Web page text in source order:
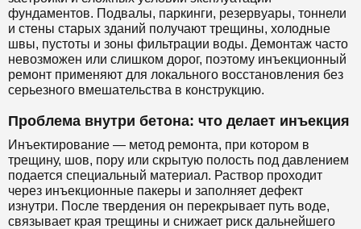
фундаментов. Подвалы, паркинги, резервуары, тоннели
и стены старых зданий получают трещины, холодные
швы, пустоты и зоны фильтрации воды. Демонтаж часто
невозможен или слишком дорог, поэтому инъекционный
ремонт применяют для локального восстановления без
серьезного вмешательства в конструкцию.
Проблема внутри бетона: что делает инъекция
Инъектирование — метод ремонта, при котором в
трещину, шов, пору или скрытую полость под давлением
подается специальный материал. Раствор проходит
через инъекционные пакеры и заполняет дефект
изнутри. После твердения он перекрывает путь воде,
связывает края трещины и снижает риск дальнейшего